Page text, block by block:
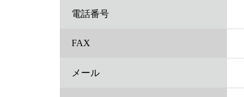
電話番号
FAX
メール